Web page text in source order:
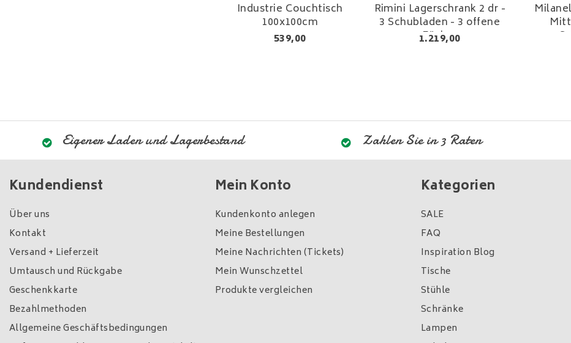
Industrie Couchtisch
100x100cm
539,00
Rimini Lagerschrank 2 dr -
3 Schubladen - 3 offene
Fächer
1.219,00
Eigener Laden und Lagerbestand Zahlen Sie in 3 Raten
Kundendienst
Über uns
Kontakt
Versand + Lieferzeit
Umtausch und Rückgabe
Geschenkkarte
Bezahlmethoden
Allgemeine Geschäftsbedingungen
Mein Konto
Kundenkonto anlegen
Meine Bestellungen
Meine Nachrichten (Tickets)
Mein Wunschzettel
Produkte vergleichen
Kategorien
SALE
FAQ
Inspiration Blog
Tische
Stühle
Schränke
Lampen